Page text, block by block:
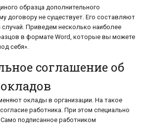
образца дополнительного
договору не существует. Его составляют
Приведем несколько наиболее
в формате Word, которые вы можете
себя».
соглашение об
оклады в организации. На такое
работника. При этом специально
подписанное работником